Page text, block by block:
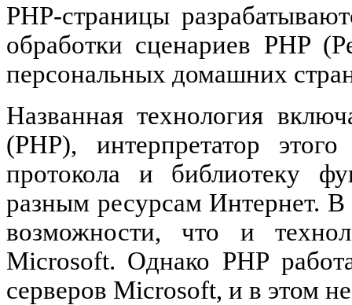
PHP-страницы
обработки сценариев PHP
персональных домашних
Названная технология
(РНР), интерпретатор
протокола и библиотеку
разным ресурсам Интернет.
возможности, что и
Microsoft. Однако РНР
серверов Microsoft, и в этом